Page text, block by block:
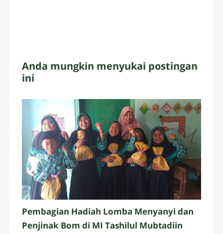
Anda mungkin menyukai postingan
ini
Pembagian Hadiah Lomba Menyanyi dan
Penjinak Bom di MI Tashilul Mubtadiin